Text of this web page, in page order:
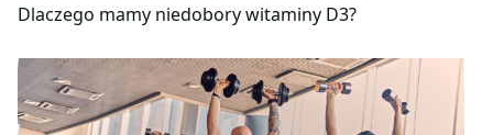
Dlaczego mamy niedobory witaminy D3?